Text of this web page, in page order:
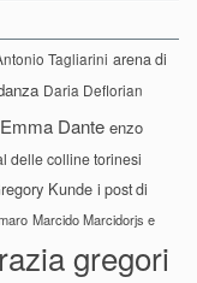
Tagliarini arena di
Daria Deflorian
Emma Dante enzo
delle colline torinesi
Kunde i post di
Marcido Marcidorjs e
gregori